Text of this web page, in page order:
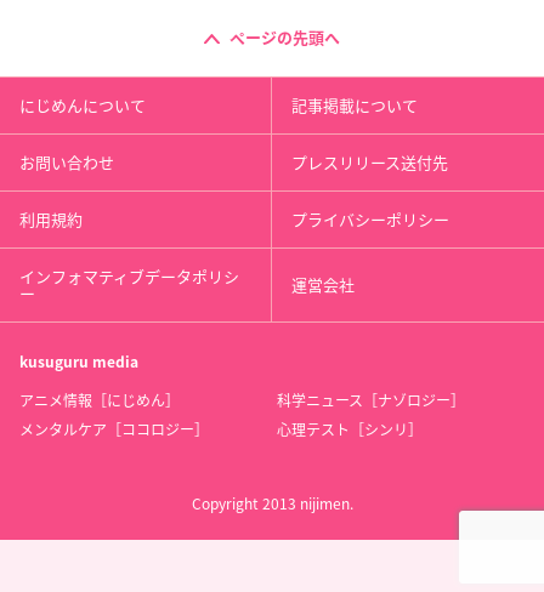
ページの先頭へ
にじめんについて 記事掲載について
お問い合わせ プレスリリース送付先
利用規約 プライバシーポリシー
インフォマティブデータポリシ
ー 運営会社
kusuguru media
アニメ情報［にじめん］
科学ニュース［ナゾロジー］
メンタルケア［ココロジー］
心理テスト［シンリ］
Copyright 2013 nijimen.